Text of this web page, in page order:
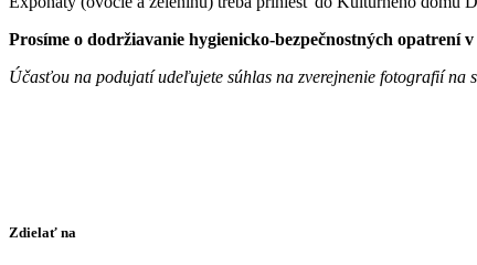
Prosíme o dodržiavanie hygienicko-bezpečnostných opatrení
Účasťou na podujatí udeľujete súhlas na zverejnenie fotografií na
Zdielať na